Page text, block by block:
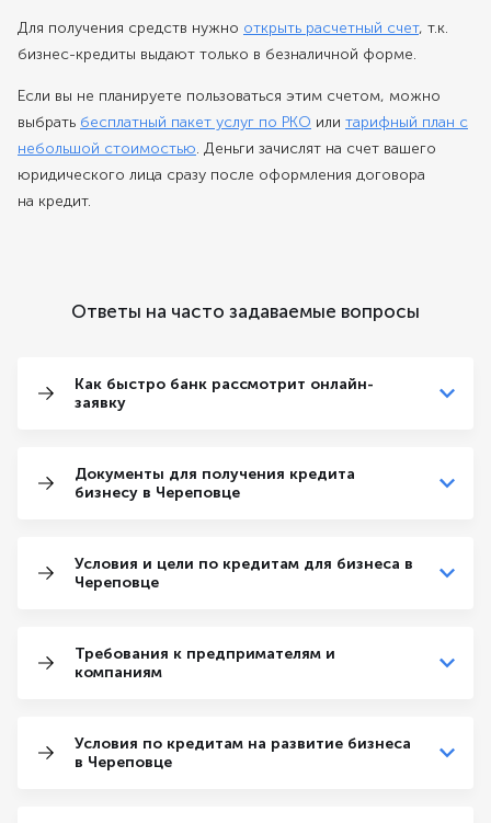
Для получения средств нужно открыть расчетный счет, т.к.
бизнес-кредиты выдают только в безналичной форме.
Если вы не планируете пользоваться этим счетом, можно
выбрать бесплатный пакет услуг по РКО или тарифный план с
небольшой стоимостью. Деньги зачислят на счет вашего
юридического лица сразу после оформления договора
на кредит.
Ответы на часто задаваемые вопросы
Как быстро банк рассмотрит онлайн-
заявку
Документы для получения кредита
бизнесу в Череповце
Условия и цели по кредитам для бизнеса в
Череповце
Требования к предпримателям и
компаниям
Условия по кредитам на развитие бизнеса
в Череповце